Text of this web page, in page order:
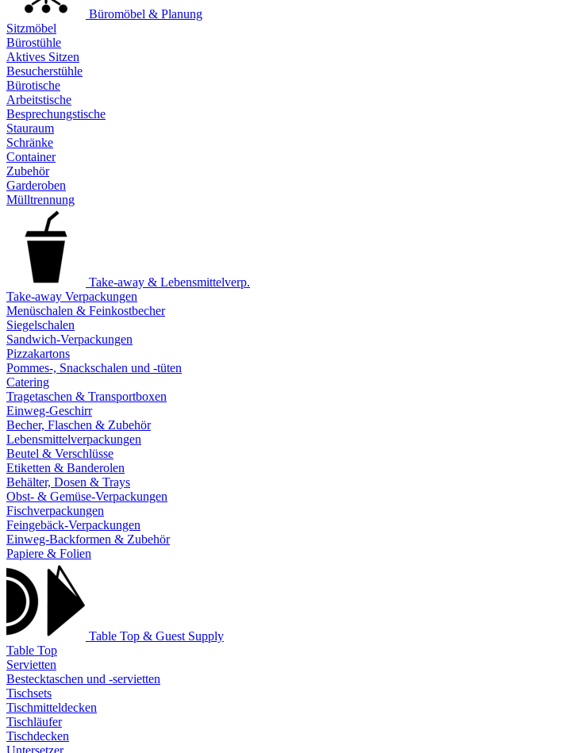
Büromöbel & Planung
Sitzmöbel
Bürostühle
Aktives Sitzen
Besucherstühle
Bürotische
Arbeitstische
Besprechungstische
Stauraum
Schränke
Container
Zubehör
Garderoben
Mülltrennung
Take-away & Lebensmittelverp.
Take-away Verpackungen
Menüschalen & Feinkostbecher
Siegelschalen
Sandwich-Verpackungen
Pizzakartons
Pommes-, Snackschalen und -tüten
Catering
Tragetaschen & Transportboxen
Einweg-Geschirr
Becher, Flaschen & Zubehör
Lebensmittelverpackungen
Beutel & Verschlüsse
Etiketten & Banderolen
Behälter, Dosen & Trays
Obst- & Gemüse-Verpackungen
Fischverpackungen
Feingebäck-Verpackungen
Einweg-Backformen & Zubehör
Papiere & Folien
Table Top & Guest Supply
Table Top
Servietten
Bestecktaschen und -servietten
Tischsets
Tischmitteldecken
Tischläufer
Tischdecken